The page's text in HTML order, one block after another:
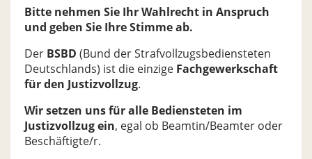
Bitte nehmen Sie Ihr Wahlrecht in Anspruch
und geben Sie Ihre Stimme ab.
Der BSBD (Bund der Strafvollzugsbediensteten
Deutschlands) ist die einzige Fachgewerkschaft
für den Justizvollzug.
Wir setzen uns für alle Bediensteten im
Justizvollzug ein, egal ob Beamtin/Beamter oder
Beschäftigte/r.